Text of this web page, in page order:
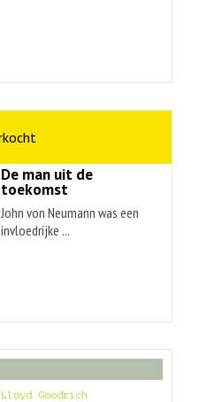
De man uit de
toekomst
John von Neumann was een
invloedrijke ...
Lloyd Goodrich